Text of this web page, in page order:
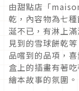
由甜點店「
乾，內容物為七
涎不已，有淋上
見到的雪球餅乾
品嚐到的品項，
盒上的插畫有著
繪本故事的氛圍。